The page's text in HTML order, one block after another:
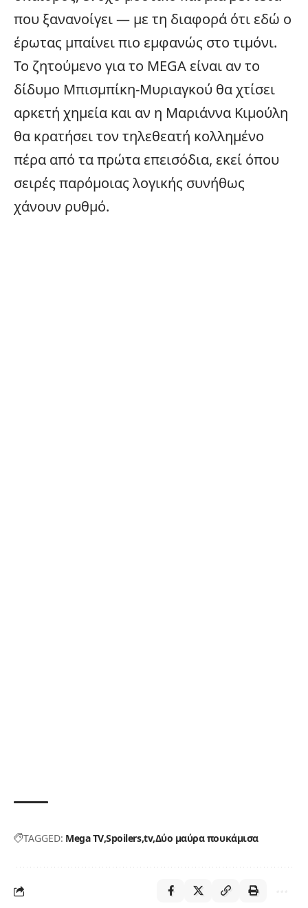
που ξανανοίγει — με τη διαφορά ότι εδώ ο
έρωτας μπαίνει πιο εμφανώς στο τιμόνι.
Το ζητούμενο για το MEGA είναι αν το
δίδυμο Μπισμπίκη-Μυριαγκού θα χτίσει
αρκετή χημεία και αν η Μαριάννα Κιμούλη
θα κρατήσει τον τηλεθεατή κολλημένο
πέρα από τα πρώτα επεισόδια, εκεί όπου
σειρές παρόμοιας λογικής συνήθως
χάνουν ρυθμό.
TAGGED: Mega TVSpoilerstv Δύο μαύρα πουκάμισα